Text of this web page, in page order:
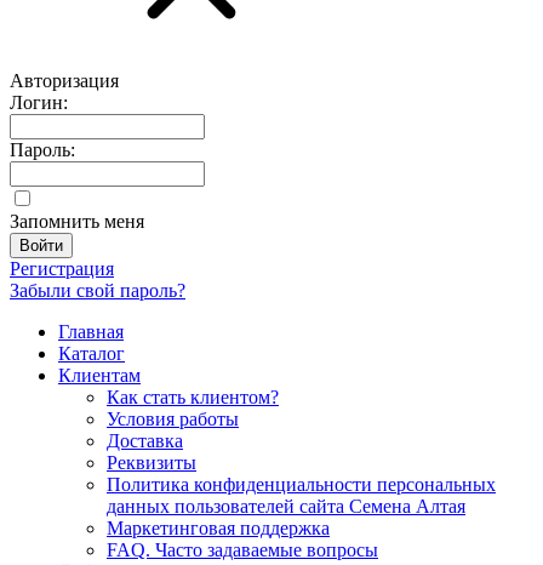
Авторизация
Логин:
Пароль:
Запомнить меня
Регистрация
Забыли свой пароль?
Главная
Каталог
Клиентам
Как стать клиентом?
Условия работы
Доставка
Реквизиты
Политика конфиденциальности персональных
данных пользователей сайта Семена Алтая
Маркетинговая поддержка
FAQ. Часто задаваемые вопросы